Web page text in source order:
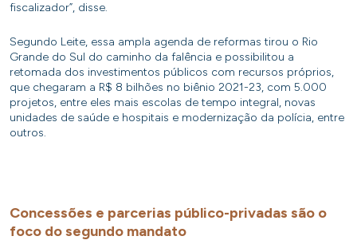
fiscalizador”, disse.
Segundo Leite, essa ampla agenda de reformas tirou o Rio
Grande do Sul do caminho da falência e possibilitou a
retomada dos investimentos públicos com recursos próprios,
que chegaram a R$ 8 bilhões no biênio 2021-23, com 5.000
projetos, entre eles mais escolas de tempo integral, novas
unidades de saúde e hospitais e modernização da polícia, entre
outros.
Concessões e parcerias público-privadas são o
foco do segundo mandato